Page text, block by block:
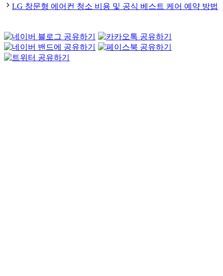
LG 창문형 에어컨 청소 비용 및 공식 베스트 케어 예약 방법